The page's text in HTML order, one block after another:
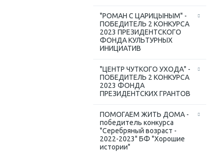
"РОМАН С ЦАРИЦЫНЫМ" -
ПОБЕДИТЕЛЬ 2 КОНКУРСА
2023 ПРЕЗИДЕНТСКОГО
ФОНДА КУЛЬТУРНЫХ
ИНИЦИАТИВ
"ЦЕНТР ЧУТКОГО УХОДА" -
ПОБЕДИТЕЛЬ 2 КОНКУРСА
2023 ФОНДА
ПРЕЗИДЕНТСКИХ ГРАНТОВ
ПОМОГАЕМ ЖИТЬ ДОМА -
победитель конкурса
"Серебряный возраст -
2022-2023" БФ "Хорошие
истории"